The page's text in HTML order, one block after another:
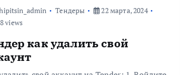
Тендеры
22 марта, 2024
views
как удалить свой